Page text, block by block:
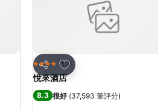
分享
放到收藏夾
4 星級 酒店
悅來酒店
8.3 很好 (37,593 筆評分)